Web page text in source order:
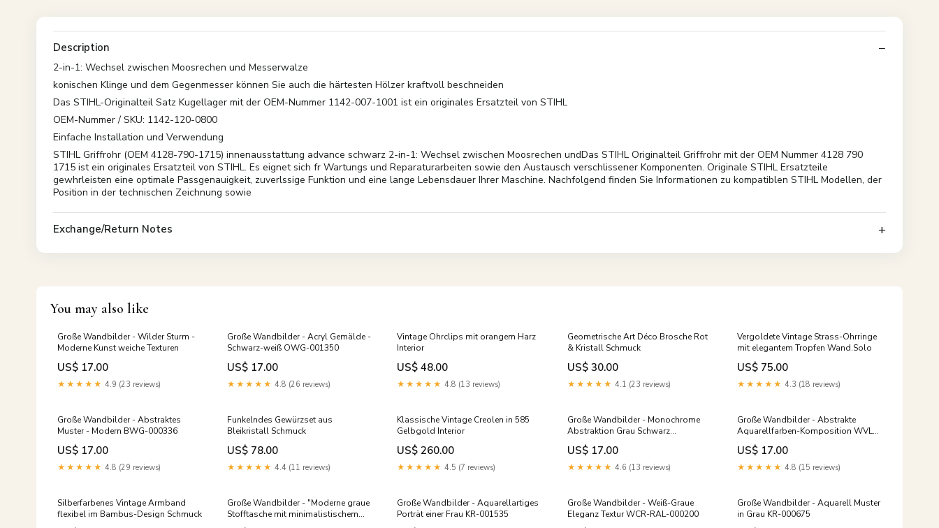
Description
2-in-1: Wechsel zwischen Moosrechen und Messerwalze
konischen Klinge und dem Gegenmesser können Sie auch die härtesten Hölzer kraftvoll beschneiden
Das STIHL-Originalteil Satz Kugellager mit der OEM-Nummer 1142-007-1001 ist ein originales Ersatzteil von STIHL
OEM-Nummer / SKU: 1142-120-0800
Einfache Installation und Verwendung
STIHL Griffrohr (OEM 4128-790-1715) innenausstattung advance schwarz 2-in-1: Wechsel zwischen Moosrechen undDas STIHL Originalteil Griffrohr mit der OEM Nummer 4128 790
1715 ist ein originales Ersatzteil von STIHL. Es eignet sich fr Wartungs und Reparaturarbeiten sowie den Austausch verschlissener Komponenten. Originale STIHL Ersatzteile
gewhrleisten eine optimale Passgenauigkeit, zuverlssige Funktion und eine lange Lebensdauer Ihrer Maschine. Nachfolgend finden Sie Informationen zu kompatiblen STIHL Modellen, der
Position in der technischen Zeichnung sowie
Exchange/Return Notes
You may also like
Große Wandbilder - Wilder Sturm -
Moderne Kunst weiche Texturen
US$ 17.00
★★★★★ 4.9 (23 reviews)
Große Wandbilder - Acryl Gemälde -
Schwarz-weiß OWG-001350
US$ 17.00
★★★★★ 4.8 (26 reviews)
Vintage Ohrclips mit orangem Harz
Interior
US$ 48.00
★★★★★ 4.8 (13 reviews)
Geometrische Art Déco Brosche Rot
& Kristall Schmuck
US$ 30.00
★★★★★ 4.1 (23 reviews)
Vergoldete Vintage Strass-Ohrringe
mit elegantem Tropfen Wand.Solo
US$ 75.00
★★★★★ 4.3 (18 reviews)
Große Wandbilder - Abstraktes
Muster - Modern BWG-000336
US$ 17.00
★★★★★ 4.8 (29 reviews)
Funkelndes Gewürzset aus
Bleikristall Schmuck
US$ 78.00
★★★★★ 4.4 (11 reviews)
Klassische Vintage Creolen in 585
Gelbgold Interior
US$ 260.00
★★★★★ 4.5 (7 reviews)
Große Wandbilder - Monochrome
Abstraktion Grau Schwarz
Folkloristische Fliesen
US$ 17.00
★★★★★ 4.6 (13 reviews)
Große Wandbilder - Abstrakte
Aquarellfarben-Komposition WVL-
002089
US$ 17.00
★★★★★ 4.8 (15 reviews)
Silberfarbenes Vintage Armband
flexibel im Bambus-Design Schmuck
Große Wandbilder - "Moderne graue
Stofftasche mit minimalistischem
Design" WBR-001811
Große Wandbilder - Aquarellartiges
Porträt einer Frau KR-001535
Große Wandbilder - Weiß-Graue
Eleganz Textur WCR-RAL-000200
Große Wandbilder - Aquarell Muster
in Grau KR-000675